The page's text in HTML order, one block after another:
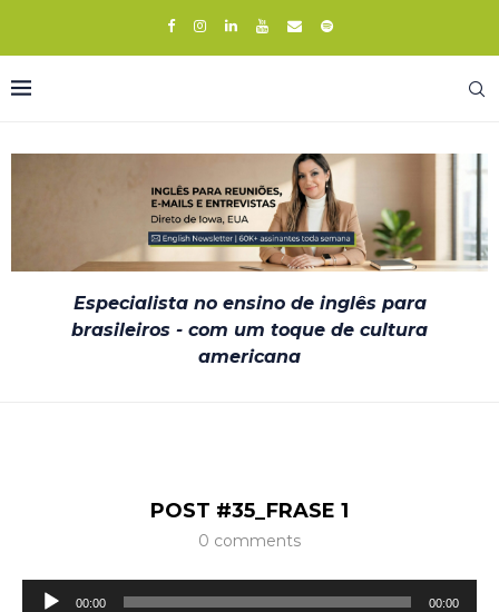
Especialista no ensino de inglês para
brasileiros - com um toque de cultura
americana
POST #35_FRASE 1
0 comments
Tocador00:00 00:00